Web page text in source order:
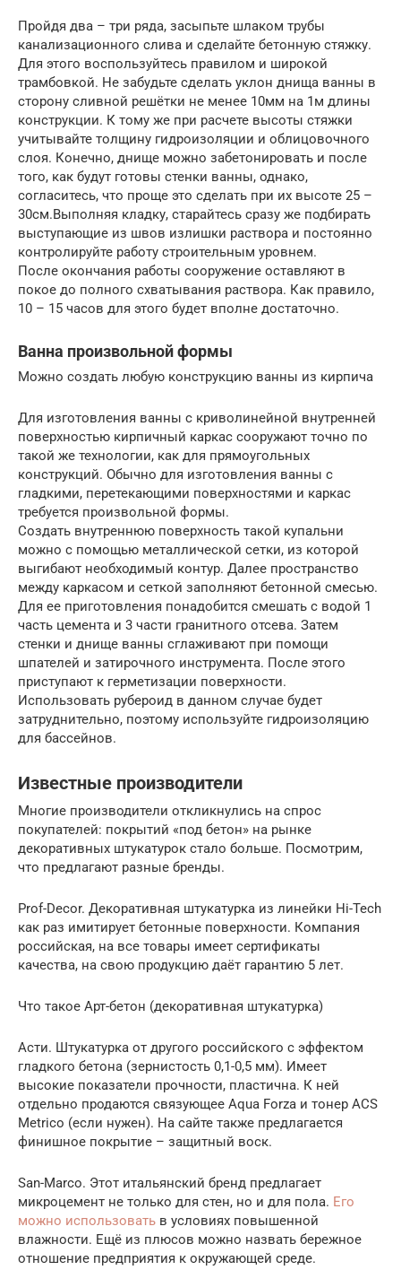
Пройдя два – три ряда, засыпьте шлаком трубы
канализационного слива и сделайте бетонную стяжку.
Для этого воспользуйтесь правилом и широкой
трамбовкой. Не забудьте сделать уклон днища ванны в
сторону сливной решётки не менее 10мм на 1м длины
конструкции. К тому же при расчете высоты стяжки
учитывайте толщину гидроизоляции и облицовочного
слоя. Конечно, днище можно забетонировать и после
того, как будут готовы стенки ванны, однако,
согласитесь, что проще это сделать при их высоте 25 –
30см.Выполняя кладку, старайтесь сразу же подбирать
выступающие из швов излишки раствора и постоянно
контролируйте работу строительным уровнем.
После окончания работы сооружение оставляют в
покое до полного схватывания раствора. Как правило,
10 – 15 часов для этого будет вполне достаточно.
Ванна произвольной формы
Можно создать любую конструкцию ванны из кирпича
Для изготовления ванны с криволинейной внутренней
поверхностью кирпичный каркас сооружают точно по
такой же технологии, как для прямоугольных
конструкций. Обычно для изготовления ванны с
гладкими, перетекающими поверхностями и каркас
требуется произвольной формы.
Создать внутреннюю поверхность такой купальни
можно с помощью металлической сетки, из которой
выгибают необходимый контур. Далее пространство
между каркасом и сеткой заполняют бетонной смесью.
Для ее приготовления понадобится смешать с водой 1
часть цемента и 3 части гранитного отсева. Затем
стенки и днище ванны сглаживают при помощи
шпателей и затирочного инструмента. После этого
приступают к герметизации поверхности.
Использовать рубероид в данном случае будет
затруднительно, поэтому используйте гидроизоляцию
для бассейнов.
Известные производители
Многие производители откликнулись на спрос
покупателей: покрытий «под бетон» на рынке
декоративных штукатурок стало больше. Посмотрим,
что предлагают разные бренды.
Prof-Decor. Декоративная штукатурка из линейки Hi-Tech
как раз имитирует бетонные поверхности. Компания
российская, на все товары имеет сертификаты
качества, на свою продукцию даёт гарантию 5 лет.
Что такое Арт-бетон (декоративная штукатурка)
Асти. Штукатурка от другого российского с эффектом
гладкого бетона (зернистость 0,1-0,5 мм). Имеет
высокие показатели прочности, пластична. К ней
отдельно продаются связующее Aqua Forza и тонер ACS
Metrico (если нужен). На сайте также предлагается
финишное покрытие – защитный воск.
San-Marco. Этот итальянский бренд предлагает
микроцемент не только для стен, но и для пола. Его
можно использовать в условиях повышенной
влажности. Ещё из плюсов можно назвать бережное
отношение предприятия к окружающей среде.